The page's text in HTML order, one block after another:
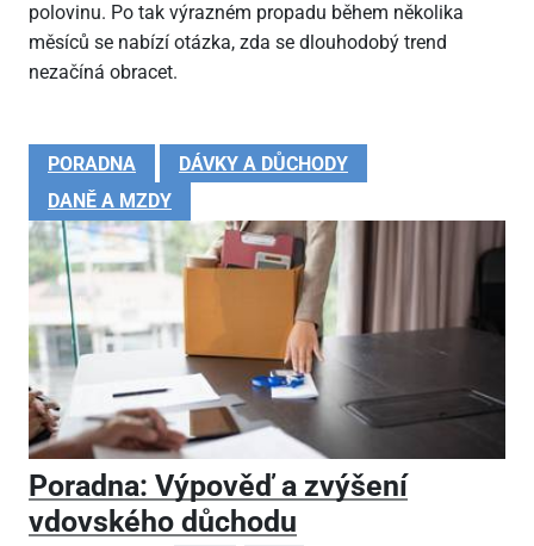
polovinu. Po tak výrazném propadu během několika
měsíců se nabízí otázka, zda se dlouhodobý trend
nezačíná obracet.
PORADNA
DÁVKY A DŮCHODY
DANĚ A MZDY
Poradna: Výpověď a zvýšení
vdovského důchodu